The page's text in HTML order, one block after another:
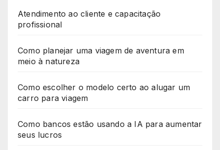
Atendimento ao cliente e capacitação
profissional
Como planejar uma viagem de aventura em
meio à natureza
Como escolher o modelo certo ao alugar um
carro para viagem
Como bancos estão usando a IA para aumentar
seus lucros